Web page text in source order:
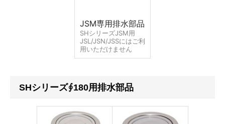
JSM専用排水部品
SHシリーズJSM用
JSL/JSN/JSSにはご利
用いただけません
SHシリーズ∮180用排水部品